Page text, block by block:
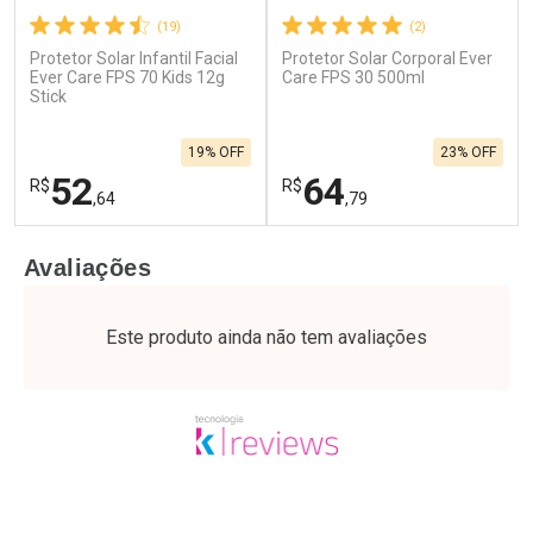
(19)
Protetor Solar Infantil Facial
Ever Care FPS 70 Kids 12g
Stick
R$52,64
19% OFF
Laboratório
Por Menos
(2)
Protetor Solar Corporal Ever
Care FPS 30 500ml
R$64,79
23% OFF
Laboratório
Por Menos
Avaliações
Este produto ainda não tem avaliações